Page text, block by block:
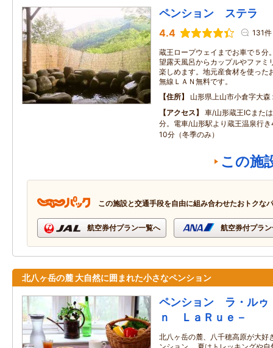
ペンション ステラ
4.4 131件
蔵王ロープウェイまでお車で５分
望露天風呂からカップルやファミ
楽しめます。地元産食材を使った
無線ＬＡＮ無料です。
住所
山形県上山市小倉字大
アクセス
車/山形蔵王ICまた
分。電車/山形駅より蔵王温泉行
10分（冬季のみ）
この施
この施設と交通手段を自由に組み合わせたおトクな
航空券付プラン一覧へ 航空券付プラ
北八ヶ岳の麓 大自然に囲まれた小さなペンション
ペンション ラ・ル
ｎ ＬａＲｕｅ－
北八ヶ岳の麓、八千穂高原が大好